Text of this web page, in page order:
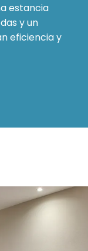
estancia
y un
eficiencia y